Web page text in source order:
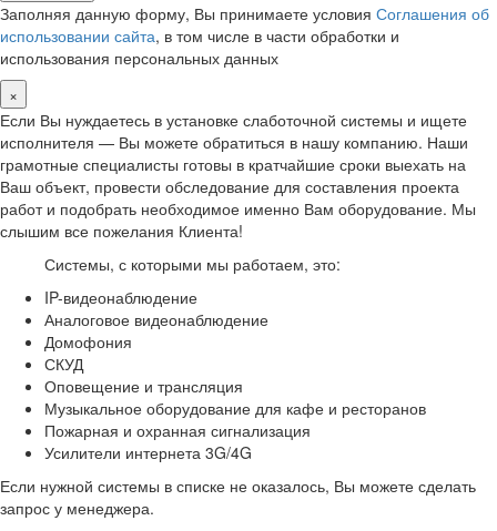
Заполняя данную форму, Вы принимаете условия Соглашения об
использовании сайта, в том числе в части обработки и
использования персональных данных
×
Если Вы нуждаетесь в установке слаботочной системы и ищете
исполнителя — Вы можете обратиться в нашу компанию. Наши
грамотные специалисты готовы в кратчайшие сроки выехать на
Ваш объект, провести обследование для составления проекта
работ и подобрать необходимое именно Вам оборудование. Мы
слышим все пожелания Клиента!
Системы, с которыми мы работаем, это:
IP-видеонаблюдение
Аналоговое видеонаблюдение
Домофония
СКУД
Оповещение и трансляция
Музыкальное оборудование для кафе и ресторанов
Пожарная и охранная сигнализация
Усилители интернета 3G/4G
Если нужной системы в списке не оказалось, Вы можете сделать
запрос у менеджера.